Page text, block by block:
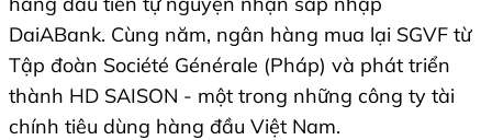
DaiABank. Cùng năm, ngân hàng mua lại SGVF từ
Tập đoàn Société Générale (Pháp) và phát triển
thành HD SAISON - một trong những công ty tài
chính tiêu dùng hàng đầu Việt Nam.